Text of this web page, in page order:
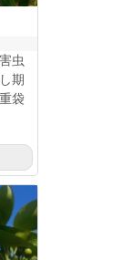
虫
期
袋